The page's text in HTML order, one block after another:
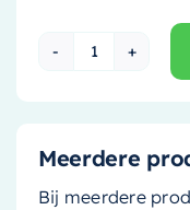
Mondiaz
Meerdere
Bij meerdere